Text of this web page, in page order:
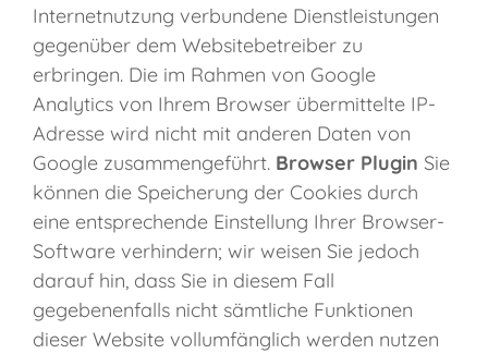
Internetnutzung verbundene Dienstleistungen
gegenüber dem Websitebetreiber zu
erbringen. Die im Rahmen von Google
Analytics von Ihrem Browser übermittelte IP-
Adresse wird nicht mit anderen Daten von
Google zusammengeführt. Browser Plugin Sie
können die Speicherung der Cookies durch
eine entsprechende Einstellung Ihrer Browser-
Software verhindern; wir weisen Sie jedoch
darauf hin, dass Sie in diesem Fall
gegebenenfalls nicht sämtliche Funktionen
dieser Website vollumfänglich werden nutzen